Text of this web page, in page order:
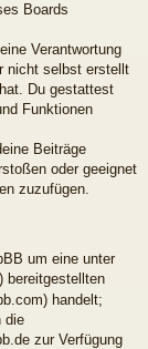
Boards
Verantwortung
nicht selbst erstellt
Du gestattest
Funktionen
Beiträge
oder geeignet
zuzufügen.
um eine unter
bereitgestellten
handelt;
die
zur Verfügung